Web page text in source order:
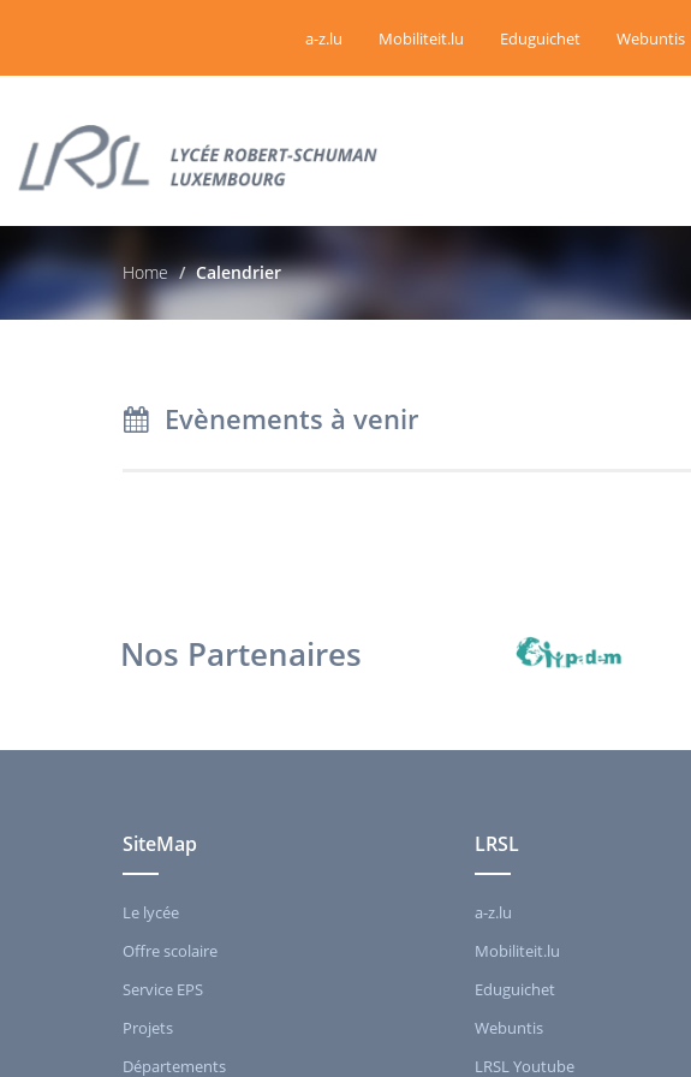
a-z.lu Mobiliteit.lu Eduguichet Webuntis
Home Calendrier
Evènements à venir
Nos Partenaires
SiteMap
Le lycée
Offre scolaire
Service EPS
Projets
Départements
LRSL
a-z.lu
Mobiliteit.lu
Eduguichet
Webuntis
LRSL Youtube